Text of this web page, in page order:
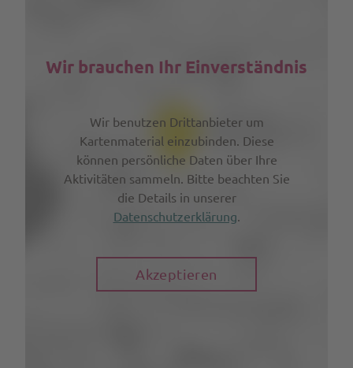
Wir brauchen Ihr Einverständnis
Wir benutzen Drittanbieter um
Kartenmaterial einzubinden. Diese
können persönliche Daten über Ihre
Aktivitäten sammeln. Bitte beachten Sie
die Details in unserer
Datenschutzerklärung
Akzeptieren